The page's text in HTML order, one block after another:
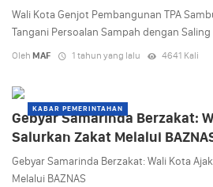
Wali Kota Genjot Pembangunan TPA
Tangani Persoalan Sampah dengan
Oleh MAF 1 tahun yang lalu 4641 Kali
KABAR PEMERINTAHAN
Gebyar Samarinda Berzakat:
Salurkan Zakat Melalui
Gebyar Samarinda Berzakat: Wali Kota
Melalui BAZNAS